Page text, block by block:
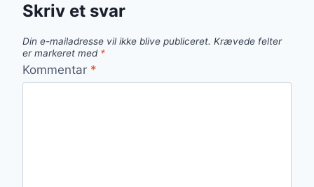
Skriv et svar
Din e-mailadresse vil ikke blive publiceret. Krævede felter
er markeret med *
Kommentar *